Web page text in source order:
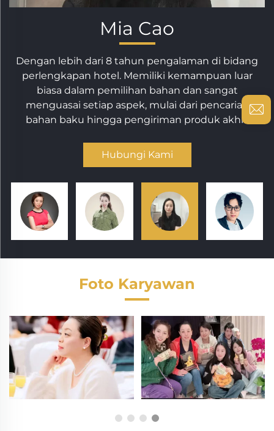
bidang
luar
akhir.
Ben Pan
Dengan lebih dari 5 tahun pengalaman
operasi e-niaga, saya memiliki wawasan yang
baik tentang desain produk, tampilan,
skenario penggunaan, dan penerapan bahan
relevan.
Hubungi Kami
Foto Karyawan